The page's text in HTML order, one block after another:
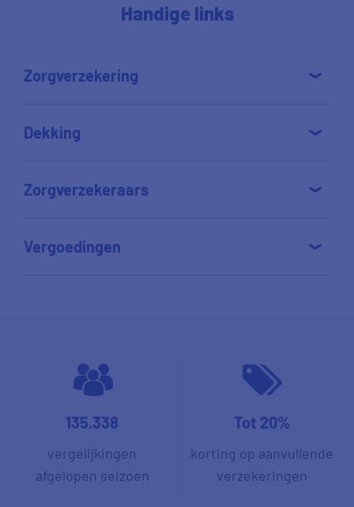
Handige links
Zorgverzekering
Dekking
Zorgverzekeraars
Vergoedingen
135.338
vergelijkingen
afgelopen seizoen
Tot 20%
korting op aanvullende
verzekeringen